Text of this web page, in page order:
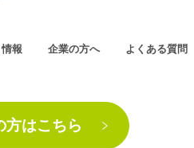
報 企業の方へ よくある質問
方はこちら